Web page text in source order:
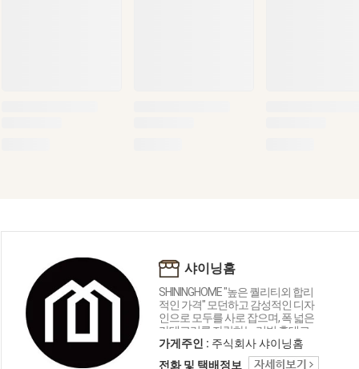
샤이닝홈
SHININGHOME "높은 퀄리티외 합리
적인 가격" 모던하고 감성적인 디자
인으로 모두를 사로 잡으며, 폭 넓은
카테고리를 자랑하는 리빙 홈데코
인테리어 샤이닝홈입니다.
가게주인 : 주식회사 샤이닝홈
전화 및 택배정보